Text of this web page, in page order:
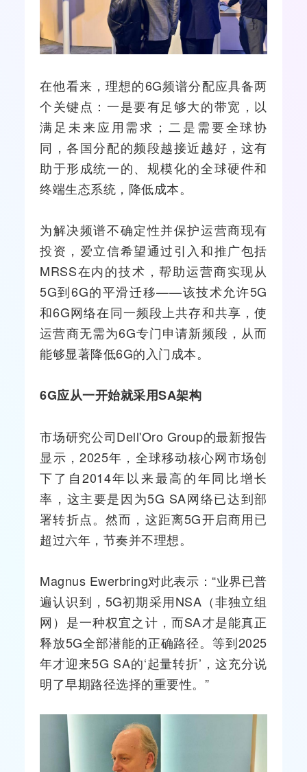
在他看来，理想的6G频谱分配应具备两
个关键点：一是要有足够大的带宽，以
满足未来应用需求；二是需要全球协
同，各国分配的频段越接近越好，这有
助于形成统一的、规模化的全球硬件和
终端生态系统，降低成本。
为解决频谱不确定性并保护运营商现有
投资，爱立信希望通过引入和推广包括
MRSS在内的技术，帮助运营商实现从
5G到6G的平滑迁移——该技术允许5G
和6G网络在同一频段上共存和共享，使
运营商无需为6G专门申请新频段，从而
能够显著降低6G的入门成本。
6G应从一开始就采用SA架构
市场研究公司Dell'Oro Group的最新报告
显示，2025年，全球移动核心网市场创
下了自2014年以来最高的年同比增长
率，这主要是因为5G SA网络已达到部
署转折点。然而，这距离5G开启商用已
超过六年，节奏并不理想。
Magnus Ewerbring对此表示：“业界已普
遍认识到，5G初期采用NSA（非独立组
网）是一种权宜之计，而SA才是能真正
释放5G全部潜能的正确路径。等到2025
年才迎来5G SA的‘起量转折’，这充分说
明了早期路径选择的重要性。”